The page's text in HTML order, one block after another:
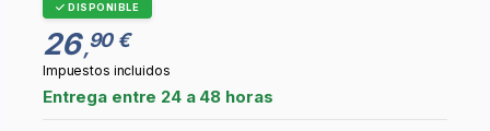
DISPONIBLE
26 ,90 €
Impuestos incluidos
Entrega entre 24 a 48 horas